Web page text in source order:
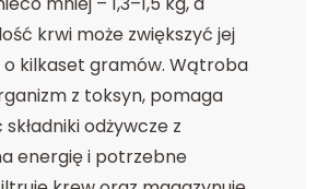
krwi może zwiększyć jej
kilkaset gramów. Wątroba
z toksyn, pomaga
odżywcze z
energię i potrzebne